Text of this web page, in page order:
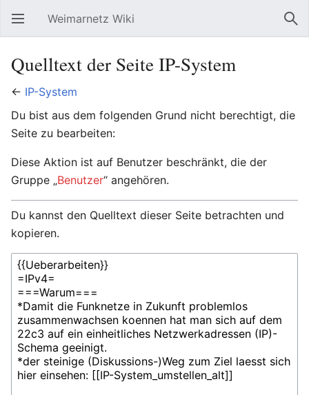
Hauptmenü öffnen Weimarnetz Wiki
Quelltext der Seite IP-System
← IP-System
Du bist aus dem folgenden Grund nicht berechtigt, die
Seite zu bearbeiten:
Diese Aktion ist auf Benutzer beschränkt, die der
Gruppe „Benutzer“ angehören.
Du kannst den Quelltext dieser Seite betrachten und
kopieren.